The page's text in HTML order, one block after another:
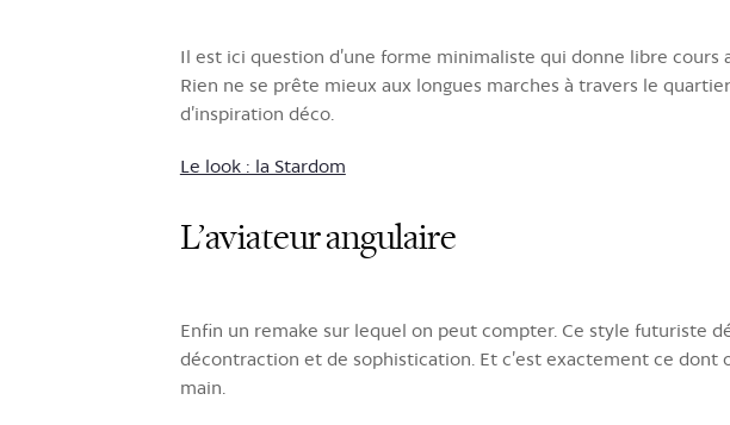
Il est ici question d’une forme minimaliste qui donne libre cours
Rien ne se prête mieux aux longues marches à travers le
d’inspiration déco.
Le look : la Stardom
L’aviateur angulaire
Enfin un remake sur lequel on peut compter. Ce style futuriste
décontraction et de sophistication. Et c’est exactement ce dont
main.